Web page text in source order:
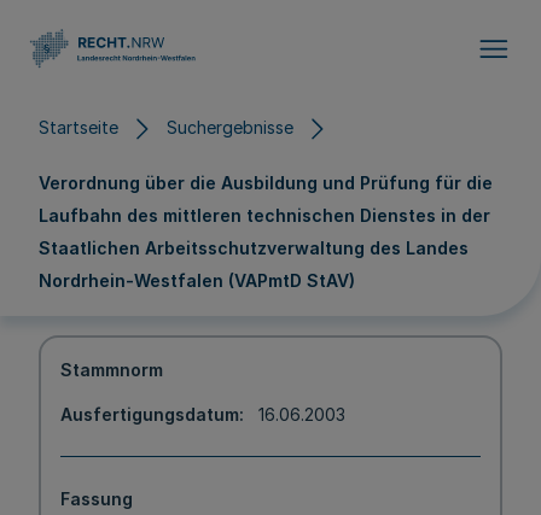
Startseite Suchergebnisse
Verordnung über die Ausbildung und Prüfung für die
Laufbahn des mittleren technischen Dienstes in der
Staatlichen Arbeitsschutzverwaltung des Landes
Nordrhein-Westfalen (VAPmtD StAV)
Stammnorm
Ausfertigungsdatum 16.06.2003
Fassung